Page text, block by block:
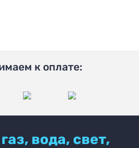
к оплате:
вода, свет,